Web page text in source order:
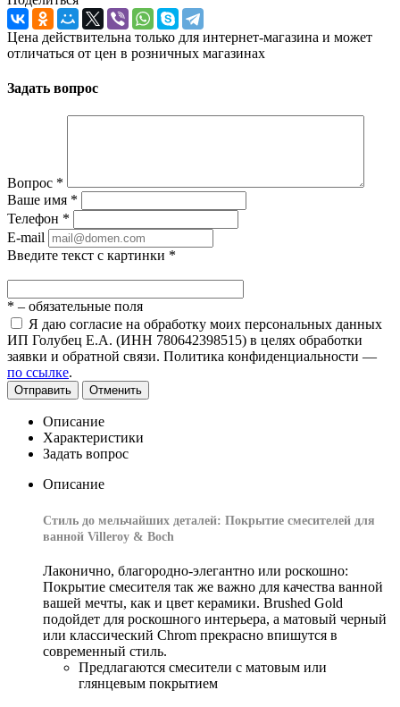
Цена действительна только для интернет-магазина и может
отличаться от цен в розничных магазинах
Задать вопрос
Вопрос *
Ваше имя *
Телефон *
E-mail
Введите текст с картинки *
* – обязательные поля
Я даю согласие на обработку моих персональных данных
ИП Голубец Е.А. (ИНН 780642398515) в целях обработки
заявки и обратной связи. Политика конфиденциальности —
по ссылке.
Отправить Отменить
Описание
Характеристики
Задать вопрос
Описание
Стиль до мельчайших деталей: Покрытие смесителей для
ванной Villeroy & Boch
Лаконично, благородно-элегантно или роскошно:
Покрытие смесителя так же важно для качества ванной
вашей мечты, как и цвет керамики. Brushed Gold
подойдет для роскошного интерьера, а матовый черный
или классический Chrom прекрасно впишутся в
современный стиль.
Предлагаются смесители с матовым или
глянцевым покрытием